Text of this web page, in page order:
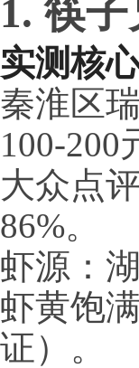
1. 筷
实测核
秦淮区
100-200
大众点
86%。
虾源：
虾黄饱
证）。